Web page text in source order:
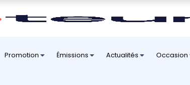
Promotion Émissions Actualités Occasion